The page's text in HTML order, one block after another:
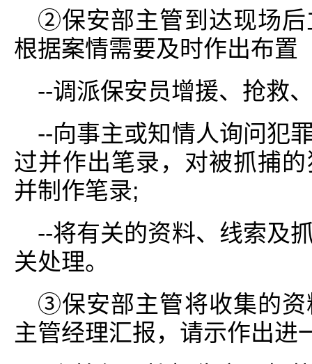
②保安部主管到达现场后
根据案情需要及时作出布置
--调派保安员增援、抢救
--向事主或知情人询问犯
过并作出笔录，对被抓捕
并制作笔录;
--将有关的资料、线索及
关处理。
③保安部主管将收集的资
主管经理汇报，请示作出进